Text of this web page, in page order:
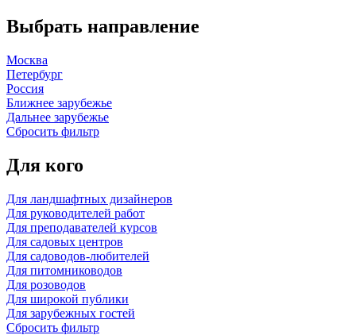
Выбрать направление
Москва
Петербург
Россия
Ближнее зарубежье
Дальнее зарубежье
Сбросить фильтр
Для кого
Для ландшафтных дизайнеров
Для руководителей работ
Для преподавателей курсов
Для садовых центров
Для садоводов-любителей
Для питомниководов
Для розоводов
Для широкой публики
Для зарубежных гостей
Сбросить фильтр